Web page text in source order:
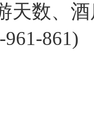
天数、
861)